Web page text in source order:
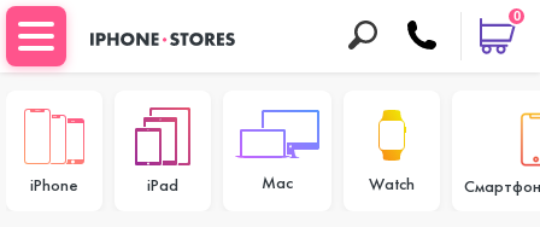
0
iPhone iPad Mac Watch